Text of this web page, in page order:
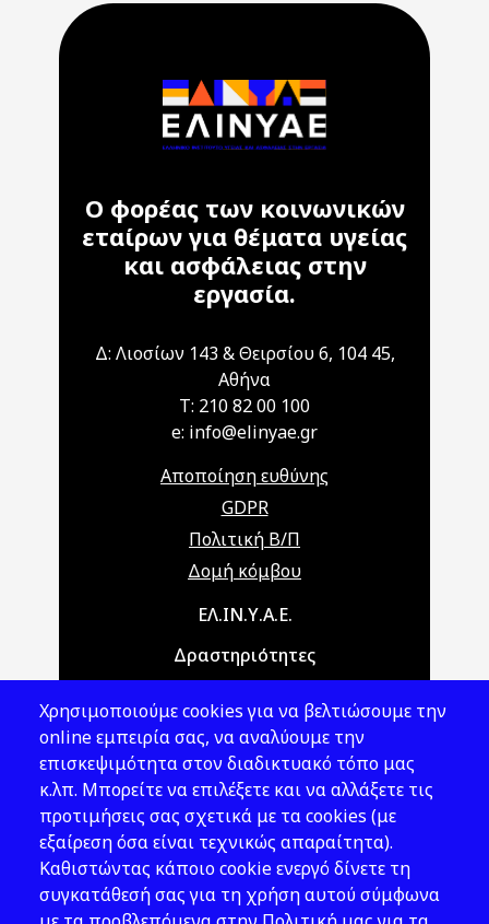
Ο φορέας των κοινωνικών
εταίρων για θέματα υγείας
και ασφάλειας στην
εργασία.
Δ: Λιοσίων 143 & Θειρσίου 6, 104 45,
Αθήνα
T: 210 82 00 100
e: info@elinyae.gr
Αποποίηση ευθύνης
GDPR
Πολιτική Β/Π
Δομή κόμβου
Main navigationΕΛ.ΙΝ.Υ.Α.Ε.
Δραστηριότητες
Νομοθεσία
Εκδόσεις
Νέα - Εκδηλώσεις
Ακολουθήστε μας
Χρησιμοποιούμε cookies για να βελτιώσουμε την
online εμπειρία σας, να αναλύουμε την
επισκεψιμότητα στον διαδικτυακό τόπο μας
κ.λπ. Μπορείτε να επιλέξετε και να αλλάξετε τις
προτιμήσεις σας σχετικά με τα cookies (με
εξαίρεση όσα είναι τεχνικώς απαραίτητα).
Καθιστώντας κάποιο cookie ενεργό δίνετε τη
συγκατάθεσή σας για τη χρήση αυτού σύμφωνα